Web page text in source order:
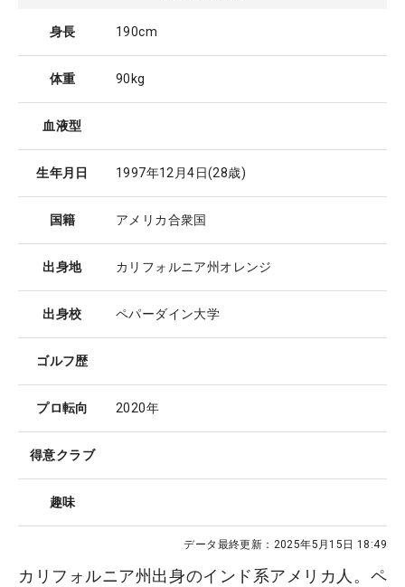
身長 190cm
体重 90kg
血液型
生年月日 1997年12月4日(28歳)
国籍 アメリカ合衆国
出身地 カリフォルニア州オレンジ
出身校 ペパーダイン大学
ゴルフ歴
プロ転向 2020年
得意クラブ
趣味
データ最終更新： 2025年5月15日 18:49
カリフォルニア州出身のインド系アメリカ人。ペ